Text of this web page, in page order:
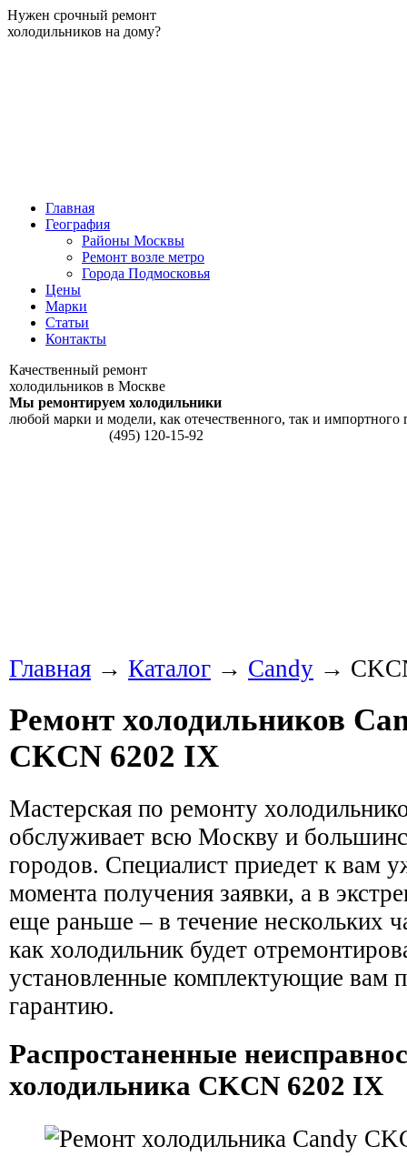
Нужен срочный ремонт
холодильников на дому?
Главная
География
Районы Москвы
Ремонт возле метро
Города Подмосковья
Цены
Марки
Статьи
Контакты
Качественный ремонт
холодильников в Москве
Мы ремонтируем холодильники
любой марки и модели, как отечественного, так и импортного
(495) 120-15-92
Главная → Каталог → Candy →
Ремонт холодильников
CKCN 6202 IX
Мастерская по ремонту
обслуживает всю Москву и
городов. Специалист приедет к вам
момента получения заявки, а в
еще раньше – в течение нескольких
как холодильник будет
установленные комплектующие вам
гарантию.
Распростаненные
холодильника CKCN 6202 IX